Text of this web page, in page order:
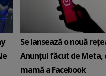
Se lansează o nouă
Anunțul făcut de Meta,
mamă a Facebook